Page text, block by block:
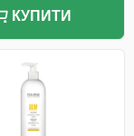
КУПИТИ